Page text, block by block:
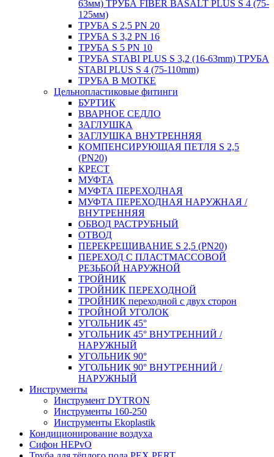
63мм) ТРУБА FIBER BASALT PLUS S 4 (75-
125мм)
ТРУБА S 2,5 PN 20
ТРУБА S 3,2 PN 16
ТРУБА S 5 PN 10
ТРУБА STABI PLUS S 3,2 (16-63mm) ТРУБА
STABI PLUS S 4 (75-110mm)
ТРУБА В МОТКЕ
Цельнопластиковые фитинги
БУРТИК
ВВАРНОЕ СЕДЛО
ЗАГЛУШКА
ЗАГЛУШКА ВНУТРЕННЯЯ
КОМПЕНСИРУЮЩАЯ ПЕТЛЯ S 2,5
(PN20)
КРЕСТ
МУФТА
МУФТА ПЕРЕХОДНАЯ
МУФТА ПЕРЕХОДНАЯ НАРУЖНАЯ /
ВНУТРЕННЯЯ
ОБВОД РАСТРУБНЫЙ
ОТВОД
ПЕРЕКРЕЩИВАНИЕ S 2,5 (PN20)
ПЕРЕХОД С ПЛАСТМАССОВОЙ
РЕЗЬБОЙ НАРУЖНОЙ
ТРОЙНИК
ТРОЙНИК ПЕРЕXОДНОЙ
ТРОЙНИК переходной с двух сторон
ТРОЙНОЙ УГОЛОК
УГОЛЬНИК 45°
УГОЛЬНИК 45° ВНУТРЕННИЙ /
НАРУЖНЫЙ
УГОЛЬНИК 90°
УГОЛЬНИК 90° ВНУТРЕННИЙ /
НАРУЖНЫЙ
Инструменты
Инструмент DYTRON
Инструменты 160-250
Инструменты Ekoplastik
Кондиционирование воздуха
Сифон HEPvO